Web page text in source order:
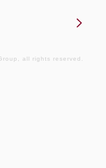
all rights reserved.